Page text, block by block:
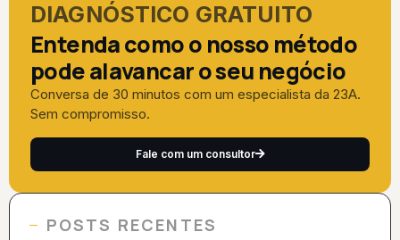
DIAGNÓSTICO GRATUITO
Entenda como o nosso método
pode alavancar o seu negócio
Conversa de 30 minutos com um especialista da 23A.
Sem compromisso.
Fale com um consultor
POSTS RECENTES